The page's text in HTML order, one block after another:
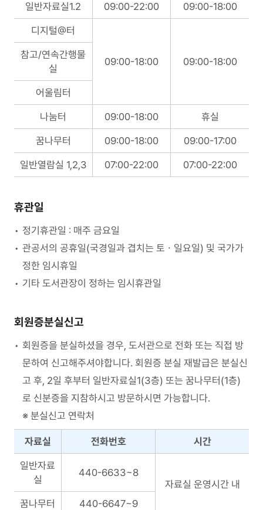
도
관
이
일반자료실1.2 09:00-22:00 09:00-18:00
디지털@터
09:00-18:00 09:00-18:00
참고/연속간행물
실
어울림터
나눔터 09:00-18:00 휴실
꿈나무터 09:00-18:00 09:00-17:00
일반열람실 1,2,3 07:00-22:00 07:00-22:00
휴관일
정기휴관일 : 매주 금요일
관공서의 공휴일(국경일과 겹치는 토ㆍ일요일) 및 국가가
정한 임시휴일
기타 도서관장이 정하는 임시휴관일
회원증분실신고
회원증을 분실하셨을 경우, 도서관으로 전화 또는 직접 방
문하여 신고해주셔야합니다. 회원증 분실 재발급은 분실신
고 후, 2일 후부터 일반자료실1(3층) 또는 꿈나무터(1층)
로 신분증을 지참하시고 방문하시면 가능합니다.
분실신고 연락처
분
신
고
자료실 전화번호 시간
일반자료
실
440-6633~8
자료실 운영시간 내
꿈나무터
440-6647~9